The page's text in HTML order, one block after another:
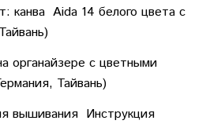
канва Aida 14 белого цвета с
органайзере с цветными
Тайвань)
вышивания Инструкция